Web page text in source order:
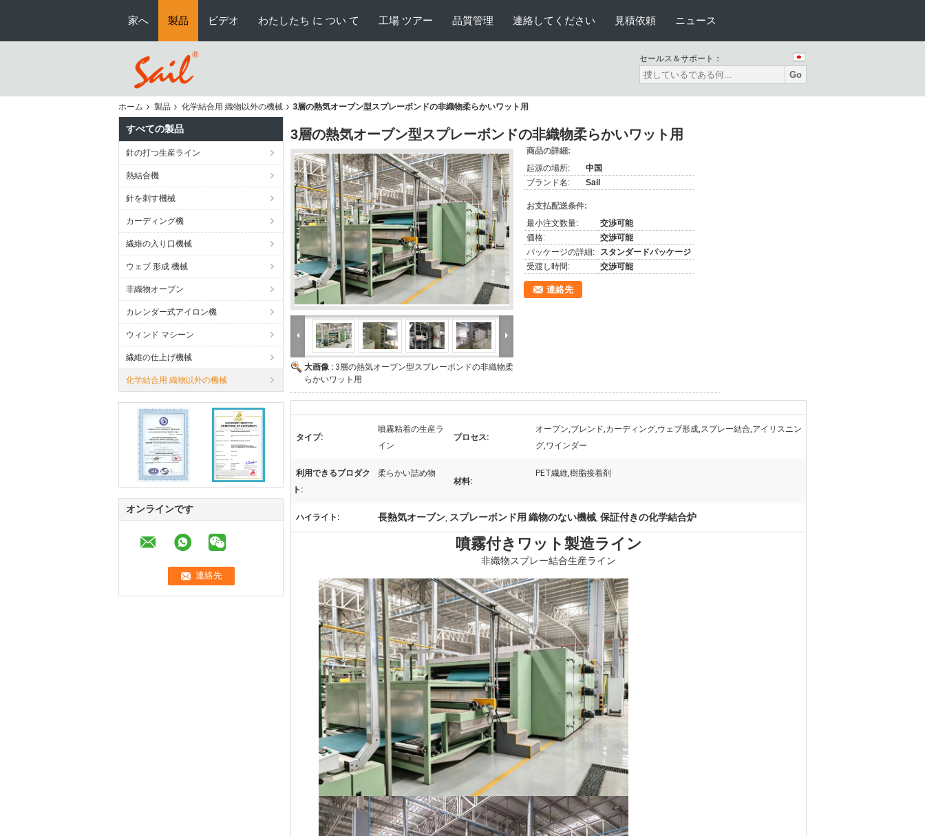
家へ 製品 ビデオ わたしたち に つい て 工場 ツアー 品質管理 連絡してください 見積依頼 ニュース
セールス＆サポート：
Go
ホーム 製品 化学結合用 織物以外の機械 3層の熱気オーブン型スプレーボンドの非織物柔らかいワット用
すべての製品
針の打つ生産ライン
熱結合機
針を刺す機械
カーディング機
繊維の入り口機械
ウェブ 形成 機械
非織物オーブン
カレンダー式アイロン機
ウィンド マシーン
繊維の仕上げ機械
化学結合用 織物以外の機械
オンラインです
3層の熱気オーブン型スプレーボンドの非織物柔らかいワット用
大画像 : 3層の熱気オーブン型スプレーボンドの非織物柔
らかいワット用
商品の詳細:
起源の場所:
中国
ブランド名:
Sail
お支払配送条件:
最小注文数量:
交渉可能
価格:
交渉可能
パッケージの詳細:
スタンダードパッケージ
受渡し時間:
交渉可能
連絡先
タイプ:
噴霧粘着の生産ラ
イン
プロセス:
オープン,ブレンド,カーディング,ウェブ形成,スプレー結合,アイリスニン
グ,ワインダー
利用できるプロダク
ト:
柔らかい詰め物
材料:
PET繊維,樹脂接着剤
ハイライト: 長熱気オーブン, スプレーボンド用 織物のない機械, 保証付きの化学結合炉
噴霧付きワット製造ライン
非織物スプレー結合生産ライン